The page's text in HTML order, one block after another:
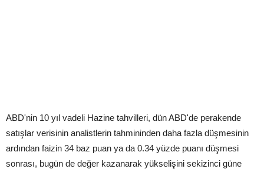
ABD'nin 10 yıl vadeli Hazine tahvilleri, dün ABD'de perakende
satışlar verisinin analistlerin tahmininden daha fazla düşmesinin
ardından faizin 34 baz puan ya da 0.34 yüzde puanı düşmesi
sonrası, bugün de değer kazanarak yükselişini sekizinci güne